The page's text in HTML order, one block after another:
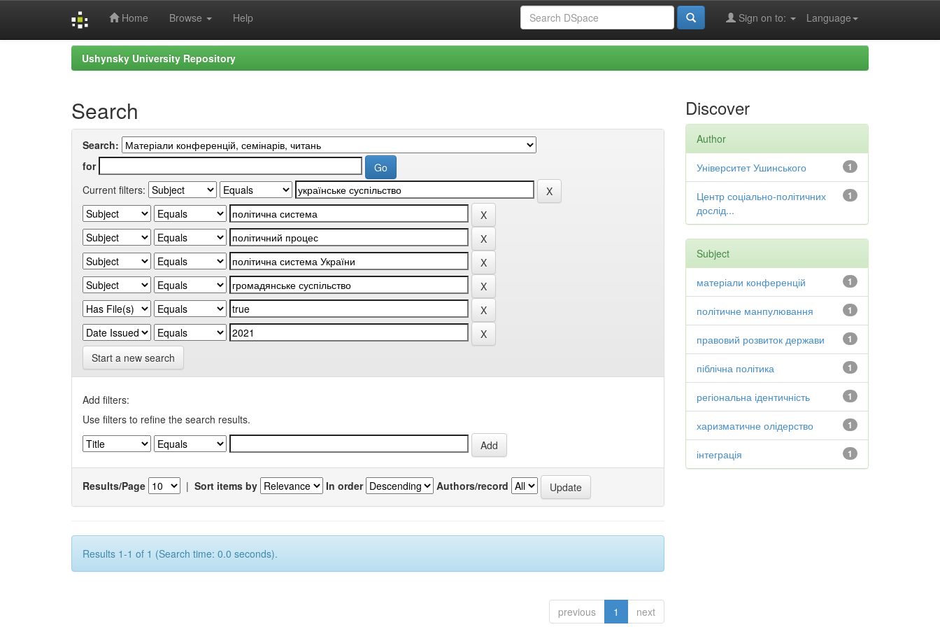
Home Browse Help Language
Sign on to:
Ushynsky University Repository
Search
Search:
for
Current filters:
Start a new search
Add filters:
Use filters to refine the search results.
Results/Page | Sort items by In order Authors/record
Results 1-1 of 1 (Search time: 0.0 seconds).
previous 1 next
Discover
Author
1
Університет Ушинського
1
Центр соціально-політичних
дослід...
Subject
1
матеріали конференцій
1
політичне манпулювання
1
правовий розвиток держави
1
піблічна політика
1
регіональна ідентичність
1
харизматичне олідерство
1
інтеграція